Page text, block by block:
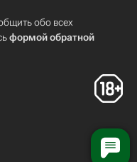
обо всех
формой обратной